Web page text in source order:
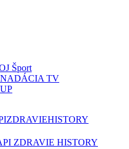
Šport
NADÁCIA TV
ZDRAVIEHISTORY
ZDRAVIE HISTORY